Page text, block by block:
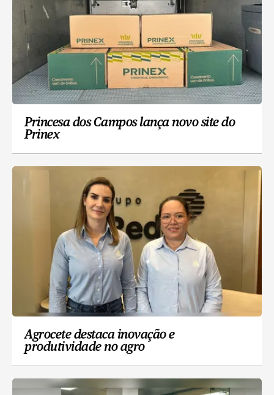
Princesa dos Campos lança novo site do
Prinex
Agrocete destaca inovação e
produtividade no agro